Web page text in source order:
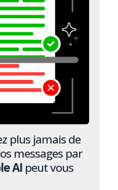
plus jamais de
messages par
AI peut vous